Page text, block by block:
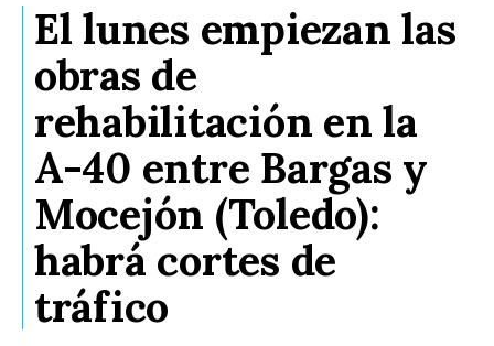
El lunes empiezan las
obras de
rehabilitación en la
A-40 entre Bargas y
Mocejón (Toledo):
habrá cortes de
tráfico